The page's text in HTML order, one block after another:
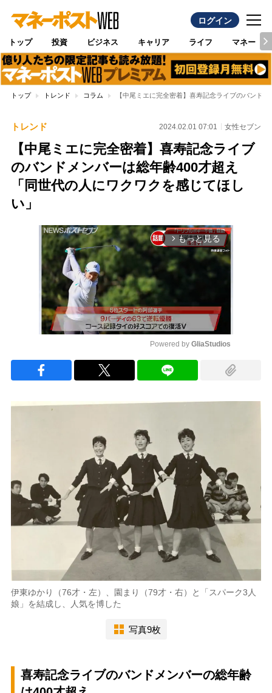
ログイン
トップ 投資 ビジネス キャリア ライフ マネー
トップ トレンド コラム 【中尾ミエに完全密着】喜寿記念ライブのバンド
トレンド 2024.02.01 07:01 女性セブン
【中尾ミエに完全密着】喜寿記念ライブ
のバンドメンバーは総年齢400才超え
「同世代の人にワクワクを感じてほし
い」
arrow_forward_ios もっと見る
Powered by GliaStudios
伊東ゆかり（76才・左）、園まり（79才・右）と「スパーク3人
娘」を結成し、人気を博した
写真9枚
喜寿記念ライブのバンドメンバーの総年齢